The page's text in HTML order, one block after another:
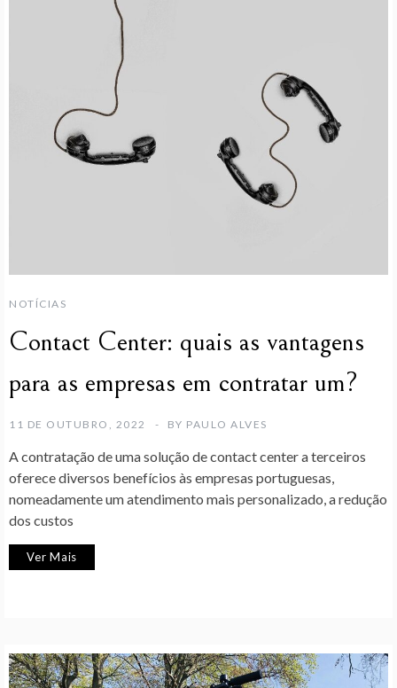
NOTÍCIAS
Contact Center: quais as vantagens
para as empresas em contratar um?
11 DE OUTUBRO, 2022 BY PAULO ALVES
A contratação de uma solução de contact center a terceiros
oferece diversos benefícios às empresas portuguesas,
nomeadamente um atendimento mais personalizado, a redução
dos custos
Ver Mais